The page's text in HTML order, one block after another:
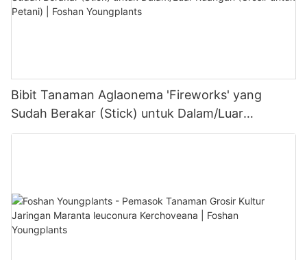
Bibit Tanaman Aglaonema 'Fireworks' yang
Sudah Berakar (Stick) untuk Dalam/Luar
Ruangan (Grosir untuk Petani) | Foshan